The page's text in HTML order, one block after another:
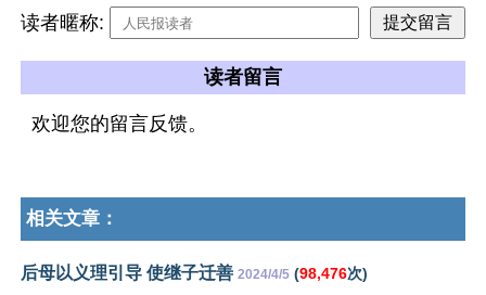
读者暱称:
读者留言
欢迎您的留言反馈。
相关文章：
后母以义理引导 使继子迁善 2024/4/5 (98,476次)